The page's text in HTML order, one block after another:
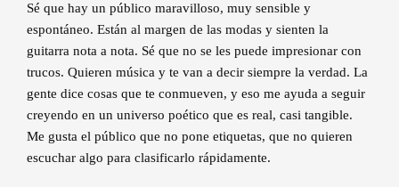
Sé que hay un público maravilloso, muy sensible y
espontáneo. Están al margen de las modas y sienten la
guitarra nota a nota. Sé que no se les puede impresionar con
trucos. Quieren música y te van a decir siempre la verdad. La
gente dice cosas que te conmueven, y eso me ayuda a seguir
creyendo en un universo poético que es real, casi tangible.
Me gusta el público que no pone etiquetas, que no quieren
escuchar algo para clasificarlo rápidamente.